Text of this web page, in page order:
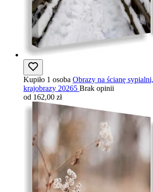
Kupiło 1 osoba Obrazy na ścianę
krajobrazy 20265 Brak opinii
od 162,00 zł